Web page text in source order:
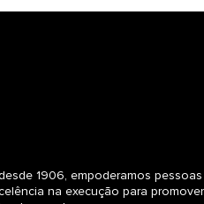
1906, empoderamos
na execução para